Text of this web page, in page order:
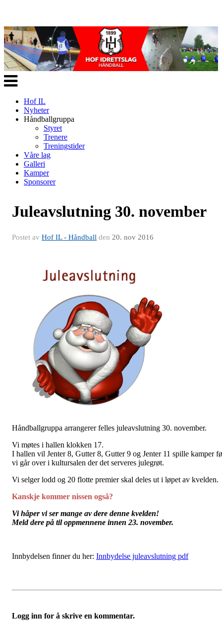
Veksle
navigasjon
Hof IL
Nyheter
Håndballgruppa
Styret
Trenere
Treningstider
Våre lag
Galleri
Kamper
Sponsorer
Juleavslutning 30. november
Postet av Hof IL - Håndball den 20. nov 2016
Håndballgruppa arrangerer felles juleavslutning 30. november.
Vi møtes i hallen klokken 17.
I hallen vil Jenter 8, Gutter 8, Gutter 9 og Jenter 11 spille kamper
vi går over i kultursalen der det serveres julegrøt.
Vi selger lodd og 20 flotte premier skal deles ut i løpet av kvelden.
Kanskje kommer nissen også?
Vi håper vi ser mange av dere denne kvelden!
Meld dere på til oppmennene innen 23. november.
Innbydelsen finner du her: Innbydelse juleavslutning pdf
Logg inn for å skrive en kommentar.